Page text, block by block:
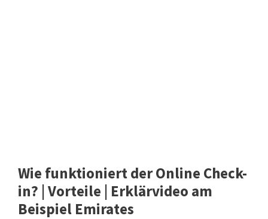
Wie funktioniert der Online Check-
in? | Vorteile | Erklärvideo am
Beispiel Emirates